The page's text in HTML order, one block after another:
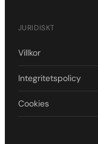
JURIDISKT
Villkor
Integritetspolicy
Cookies